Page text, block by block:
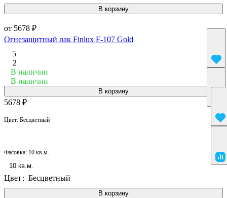
В корзину
от 5678 ₽
Огнезащитный лак Finlux F-107 Gold
5
2
В наличии
В корзину
В наличии
В корзину
5678 ₽
Цвет: Бесцветный
Фасовка: 10 кв.м.
10 кв.м.
Цвет: Бесцветный